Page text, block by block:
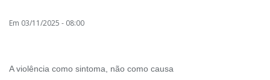
Em 03/11/2025 - 08:00
A violência como sintoma, não como causa